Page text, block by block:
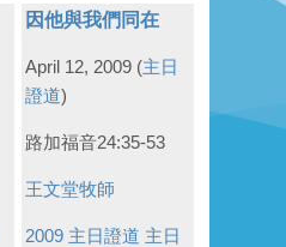
因他與我們同在
April 12, 2009 (主日
證道)
路加福音24:35-53
王文堂牧師
2009 主日證道 主日